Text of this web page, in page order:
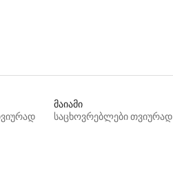
მაიამი
საცხოვრებლები თვიურად